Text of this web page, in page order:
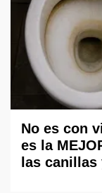
No es con
es la
las